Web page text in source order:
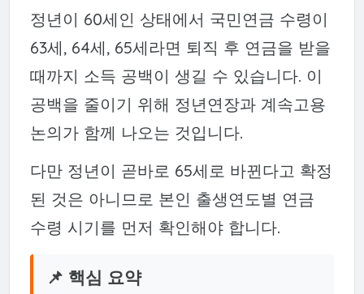
정년이 60세인 상태에서 국민연금 수령이
63세, 64세, 65세라면 퇴직 후 연금을 받을
때까지 소득 공백이 생길 수 있습니다. 이
공백을 줄이기 위해 정년연장과 계속고용
논의가 함께 나오는 것입니다.
다만 정년이 곧바로 65세로 바뀐다고 확정
된 것은 아니므로 본인 출생연도별 연금
수령 시기를 먼저 확인해야 합니다.
📌 핵심 요약